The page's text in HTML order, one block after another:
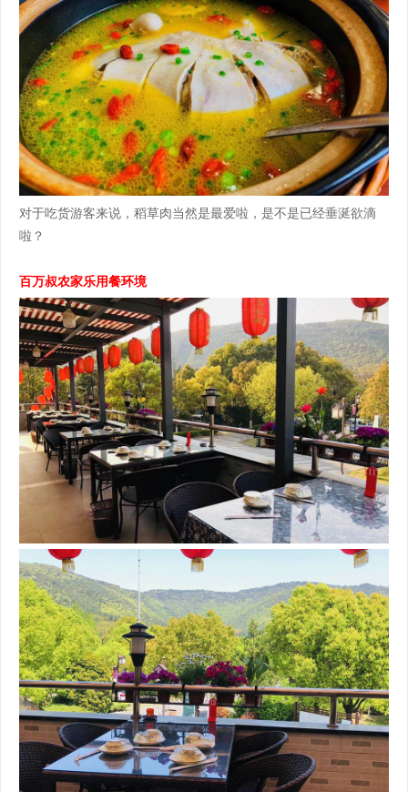
对于吃货游客来说，稻草肉当然是最爱啦，是不是已经垂涎欲滴
啦？
百万叔农家乐用餐环境